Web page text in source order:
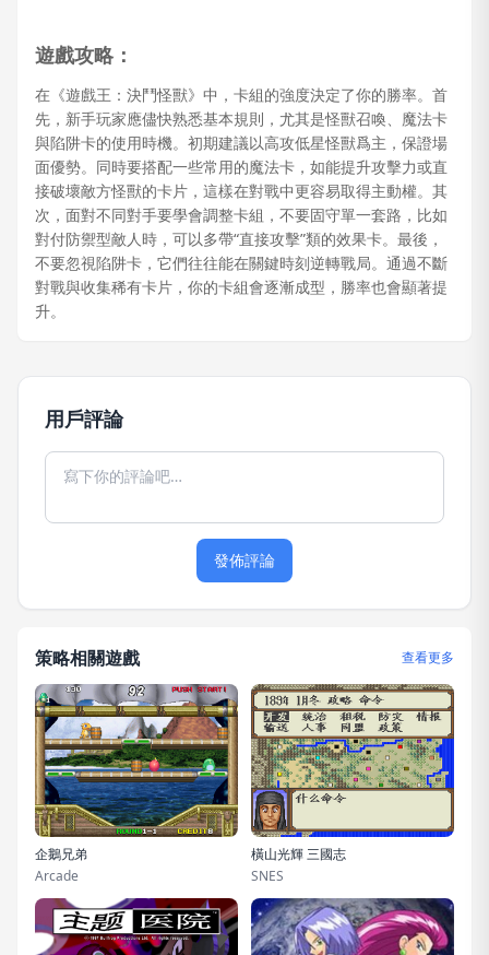
遊戲攻略：
在《遊戲王：決鬥怪獸》中，卡組的強度決定了你的勝率。首
先，新手玩家應儘快熟悉基本規則，尤其是怪獸召喚、魔法卡
與陷阱卡的使用時機。初期建議以高攻低星怪獸爲主，保證場
面優勢。同時要搭配一些常用的魔法卡，如能提升攻擊力或直
接破壞敵方怪獸的卡片，這樣在對戰中更容易取得主動權。其
次，面對不同對手要學會調整卡組，不要固守單一套路，比如
對付防禦型敵人時，可以多帶“直接攻擊”類的效果卡。最後，
不要忽視陷阱卡，它們往往能在關鍵時刻逆轉戰局。通過不斷
對戰與收集稀有卡片，你的卡組會逐漸成型，勝率也會顯著提
升。
用戶評論
發佈評論
策略相關遊戲 查看更多
企鵝兄弟
Arcade
橫山光輝 三國志
SNES